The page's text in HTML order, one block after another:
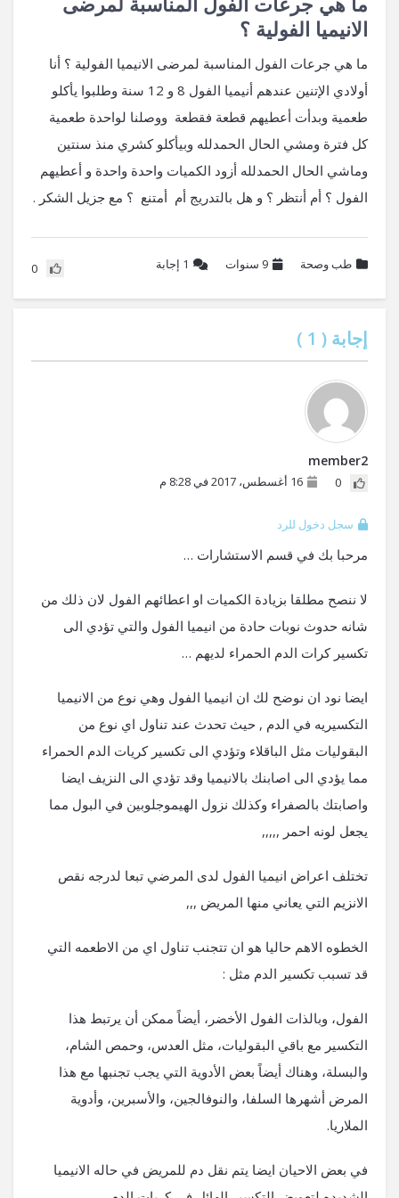
الانيميا الفولية ؟
ما هي جرعات الفول المناسبة لمرضى الانيميا الفولية ؟ أنا
أولادي الإتنين عندهم أنيميا الفول 8 و 12 سنة وطلبوا يأكلو
طعمية وبدأت أعطيهم قطعة فقطعة ووصلنا لواحدة طعمية
كل فترة ومشي الحال الحمدلله وبيأكلو كشري منذ سنتين
وماشي الحال الحمدلله أزود الكميات واحدة واحدة و أعطيهم
الفول ؟ أم أنتظر ؟ و هل بالتدريج أم أمتنع ؟ مع جزيل الشكر .
طب وصحة 9 سنوات 1 إجابة 0
إجابة ( 1
)
member2
0 16 أغسطس، 2017 في 8:28 م
سجل دخول للرد
مرحبا بك في قسم الاستشارات …
لا ننصح مطلقا بزيادة الكميات او اعطائهم الفول لان ذلك من
شانه حدوث نوبات حادة من انيميا الفول والتي تؤدي الى
تكسير كرات الدم الحمراء لديهم …
ايضا نود ان نوضح لك ان انيميا الفول وهي نوع من الانيميا
التكسيريه في الدم , حيث تحدث عند تناول اي نوع من
البقوليات مثل الباقلاء وتؤدي الى تكسير كريات الدم الحمراء
مما يؤدي الى اصابنك بالانيميا وقد تؤدي الى النزيف ايضا
واصابتك بالصفراء وكذلك نزول الهيموجلوبين في البول مما
يجعل لونه احمر ,,,,,
تختلف اعراض انيميا الفول لدى المرضي تبعا لدرجه نقص
الانزيم التي يعاني منها المريض ,,,
الخطوه الاهم حاليا هو ان تتجنب تناول اي من الاطعمه التي
قد تسبب تكسير الدم مثل :
الفول، وبالذات الفول الأخضر، أيضاً ممكن أن يرتبط هذا
التكسير مع باقي البقوليات، مثل العدس، وحمص الشام،
والبسلة، وهناك أيضاً بعض الأدوية التي يجب تجنبها مع هذا
المرض أشهرها السلفا، والنوفالجين، والأسبرين، وأدوية
الملاريا.
في بعض الاحيان ايضا يتم نقل دم للمريض في حاله الانيميا